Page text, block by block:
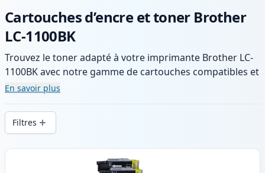
Cartouches d’encre et toner Brother
LC-1100BK
Trouvez le toner adapté à votre imprimante Brother LC-
1100BK avec notre gamme de cartouches compatibles et
haute capacité. Profitez d’une qualité d’impression
en .
En savoir plus
Filtres
Produits